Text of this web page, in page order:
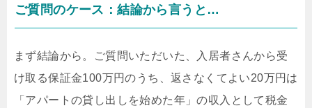
ご質問のケース：結論から言うと…
まず結論から。ご質問いただいた、入居者さんから受
け取る保証金100万円のうち、返さなくてよい20万円は
「アパートの貸し出しを始めた年」の収入として税金